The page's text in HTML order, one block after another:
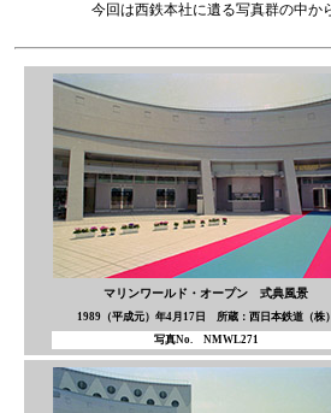
今回は西鉄本社に遺る写真群の中か
マリンワールド・オープン 式典風景
1989（平成元）年4月17日 所蔵：西日本鉄道（株）
写真No. NMWL271